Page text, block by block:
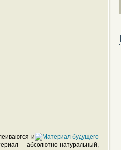
и
– абсолютно натуральный,